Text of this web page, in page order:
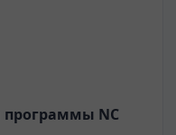
программы NC